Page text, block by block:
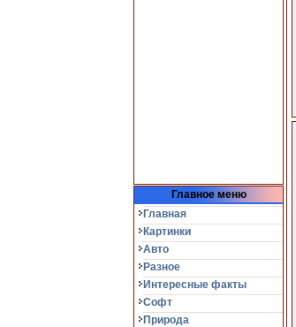
Главное меню
Главная
Картинки
Авто
Разное
Интересные факты
Софт
Природа